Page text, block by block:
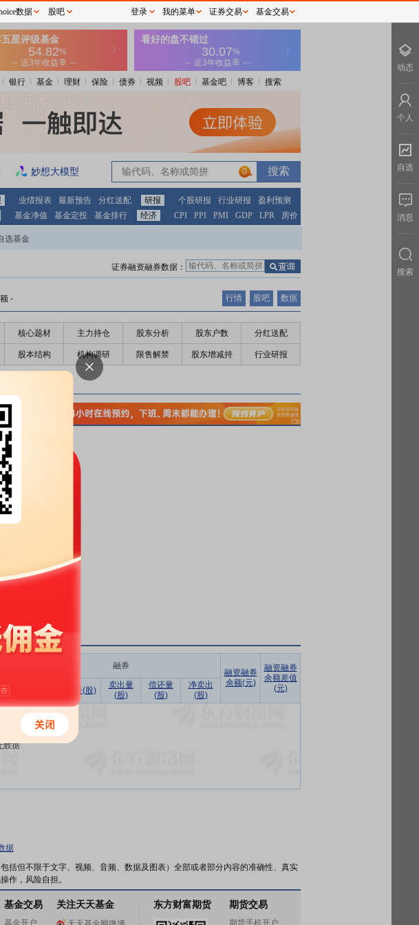
银行 基金 理财 保险 债券 视频 股吧 基金吧 博客 搜索
妙想大模型 0
业绩报表 最新预告 分红送配 研报 个股研报 行业研报
盈利预测
基金净值 基金定投 基金排行 经济 CPI PPI PMI GDP LPR 房价
选基金
证券融资融券数据：
- 行情 股吧 数据
核心题材 主力持仓 股东分析 股东户数 分红送配
股本结构 机构调研 限售解禁 股东增减持 行业研报
融券
融资融券
余额(元)
融资融券
余额差值
(元)
入
)
余量(股)
卖出量
(股)
偿还量
(股)
净卖出
(股)
数据
据
括但不限于文字、视频、音频、数据及图表）全部或者部分内容的准确性、真实
作，风险自担。
基金交易
基金开户
关注天天基金 东方财富期货 期货交易
期货手机开户
数据 股吧 登录 我的菜单 证券交易 基金交易
动态
个人
自选
消息
搜索